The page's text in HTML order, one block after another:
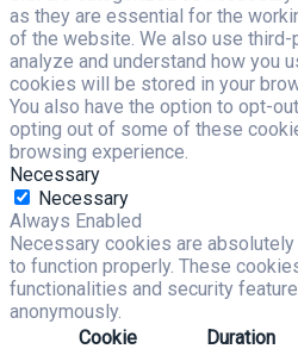
as they are essential for the
of the website. We also use
analyze and understand how you
cookies will be stored in your
You also have the option to opt-
opting out of some of these
browsing experience.
Necessary
Necessary
Always Enabled
Necessary cookies are
to function properly. These
functionalities and security
anonymously.
Cookie
Duration